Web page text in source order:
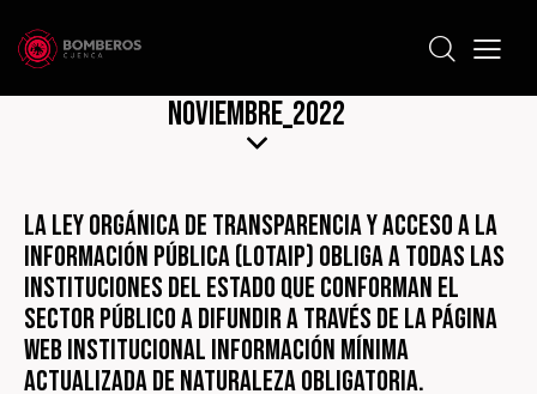
Noviembre_2022
La Ley Orgánica de Transparencia y Acceso a la
Información Pública (LOTAIP) obliga a todas las
instituciones del Estado que conforman el
sector público a difundir a través de la página
web institucional información mínima
actualizada de naturaleza obligatoria.